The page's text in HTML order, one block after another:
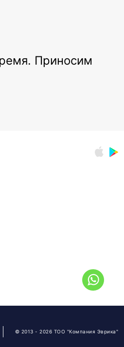
Приносим
© 2013 - 2026 ТОО "Компания Эврика"